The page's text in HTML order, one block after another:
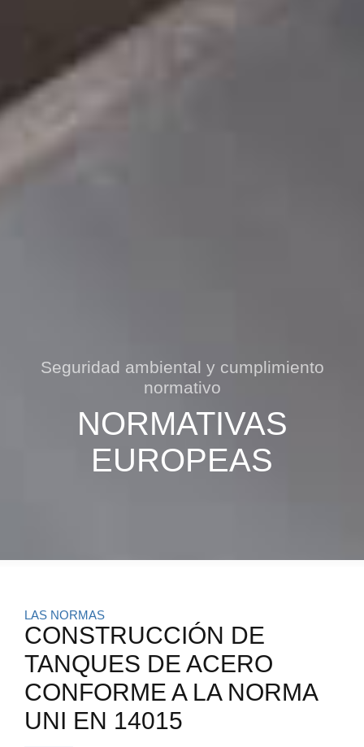
Seguridad ambiental y cumplimiento
normativo
NORMATIVAS
EUROPEAS
LAS NORMAS
CONSTRUCCIÓN DE
TANQUES DE ACERO
CONFORME A LA NORMA
UNI EN 14015